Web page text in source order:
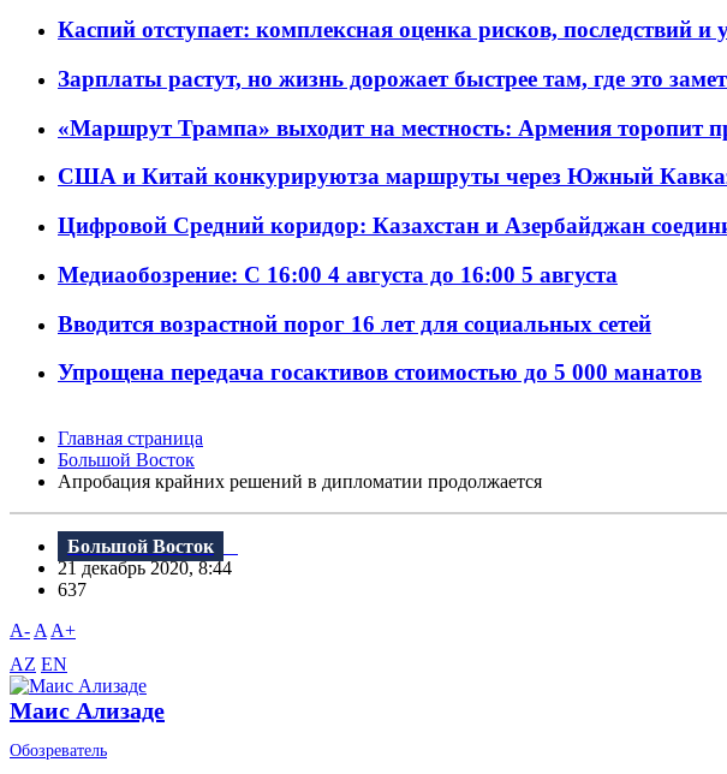
Каспий отступает: комплексная оценка рисков, последствий и
Зарплаты растут, но жизнь дорожает быстрее там, где это
«Маршрут Трампа» выходит на местность: Армения торопит
США и Китай конкурируютза маршруты через Южный
Цифровой Средний коридор: Казахстан и Азербайджан
Медиаобозрение: С 16:00 4 августа до 16:00 5 августа
Вводится возрастной порог 16 лет для социальных сетей
Упрощена передача госактивов стоимостью до 5 000 манатов
Главная страница
Большой Восток
Апробация крайних решений в дипломатии продолжается
Большой Восток
21 декабрь 2020, 8:44
637
A- A A+
AZ EN
Маис Ализаде
Обозреватель